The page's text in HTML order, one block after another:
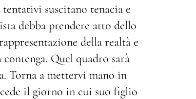
suscitano tenacia e
debba prendere atto dello
della realtà e
Quel quadro sarà
Torna a mettervi mano in
il giorno in cui suo figlio